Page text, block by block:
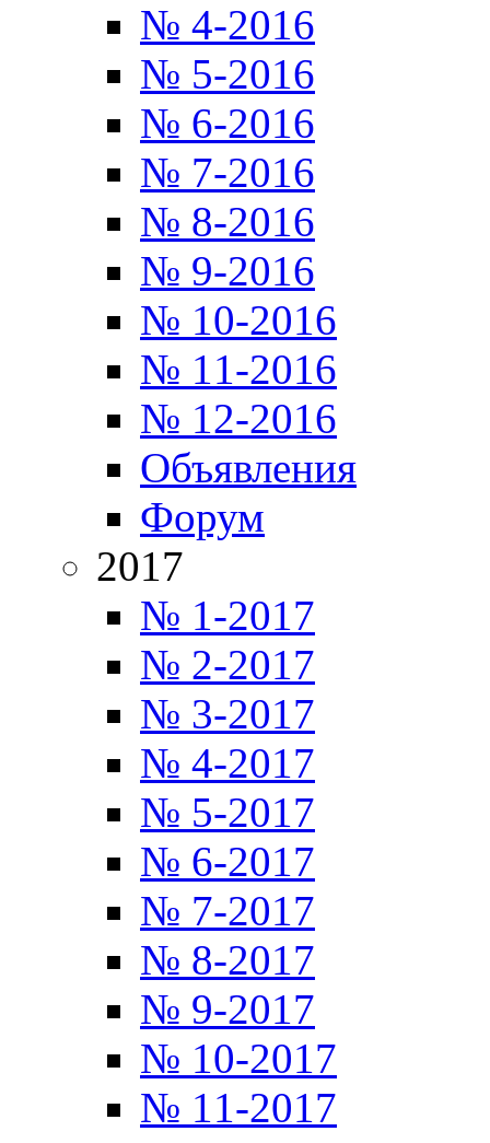
№ 4-2016
№ 5-2016
№ 6-2016
№ 7-2016
№ 8-2016
№ 9-2016
№ 10-2016
№ 11-2016
№ 12-2016
Объявления
Форум
2017
№ 1-2017
№ 2-2017
№ 3-2017
№ 4-2017
№ 5-2017
№ 6-2017
№ 7-2017
№ 8-2017
№ 9-2017
№ 10-2017
№ 11-2017